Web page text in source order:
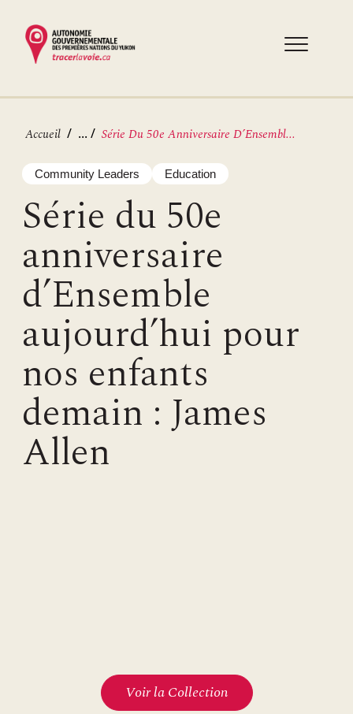
contenu
principal
Fil
d'Ariane
Accueil ... Série Du 50e Anniversaire D’Ensembl...
Community Leaders Education
Série du 50e
anniversaire
d’Ensemble
aujourd’hui pour
nos enfants
demain : James
Allen
Voir la Collection